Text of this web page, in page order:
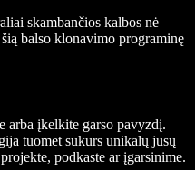
skambančios kalbos nė
balso klonavimo programinę
arba įkelkite garso pavyzdį.
tuomet sukurs unikalų jūsų
podkaste ar įgarsinime.